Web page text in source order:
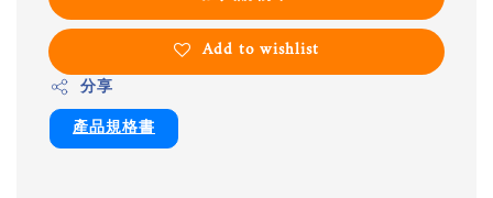
Add to wishlist
分享
產品規格書